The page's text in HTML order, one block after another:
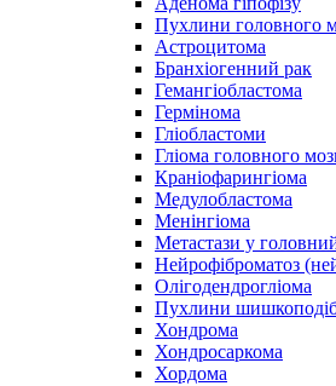
Пухлини головного
Астроцитома
Бранхіогенний рак
Гемангіобластома
Гермінома
Гліобластоми
Гліома головного
Краніофарингіома
Медулобластома
Менінгіома
Метастази у
Нейрофіброматоз
Олігодендрогліома
Пухлини
Хондрома
Хондросаркома
Хордома